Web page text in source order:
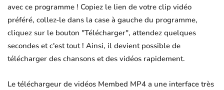
avec ce programme ! Copiez le lien de votre clip vidéo
préféré, collez-le dans la case à gauche du programme,
cliquez sur le bouton "Télécharger", attendez quelques
secondes et c'est tout ! Ainsi, il devient possible de
télécharger des chansons et des vidéos rapidement.
Le téléchargeur de vidéos Membed MP4 a une interface très